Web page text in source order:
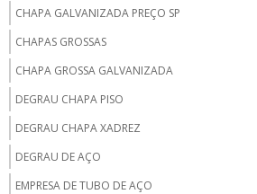
CHAPA GALVANIZADA PREÇO SP
CHAPAS GROSSAS
CHAPA GROSSA GALVANIZADA
DEGRAU CHAPA PISO
DEGRAU CHAPA XADREZ
DEGRAU DE AÇO
EMPRESA DE TUBO DE AÇO